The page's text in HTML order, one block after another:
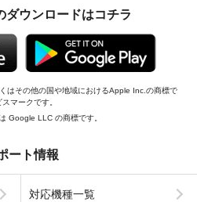
ダウンロードはコチラ
はその他の国や地域におけるApple Inc.の商標で
マークです。
Google LLC の商標です。
ート情報
対応機種一覧